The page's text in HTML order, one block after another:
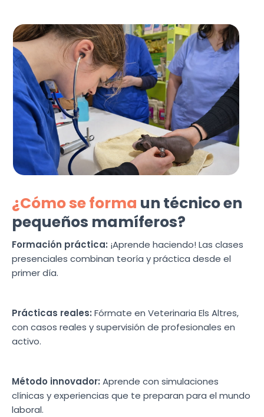
¿Cómo se forma un técnico en
pequeños mamíferos?
Formación práctica: ¡Aprende haciendo! Las clases
presenciales combinan teoría y práctica desde el
primer día.
Prácticas reales: Fórmate en Veterinaria Els Altres,
con casos reales y supervisión de profesionales en
activo.
Método innovador: Aprende con simulaciones
clínicas y experiencias que te preparan para el mundo
laboral.